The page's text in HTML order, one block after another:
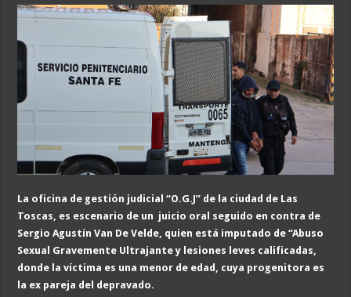
La oficina de gestión judicial “O.G.J” de la ciudad de Las
Toscas, es escenario de un juicio oral seguido en contra de
Sergio Agustín Van De Velde, quien está imputado de “Abuso
Sexual Gravemente Ultrajante y lesiones leves calificadas,
donde la víctima es una menor de edad, cuya progenitora es
la ex pareja del depravado.